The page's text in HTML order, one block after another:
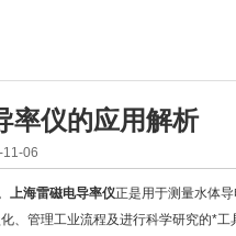
率仪的应用解析
11-06
上海雷磁电导率仪正是用于测量水体
、管理工业流程及进行科学研究的*工